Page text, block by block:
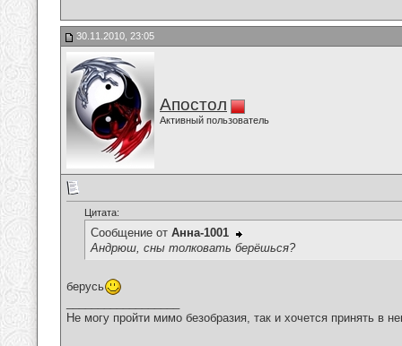
30.11.2010, 23:05
Апостол
Активный пользователь
Цитата:
Сообщение от Анна-1001
Андрюш, сны толковать берёшься?
берусь
Не могу пройти мимо безобразия, так и хочется принять в